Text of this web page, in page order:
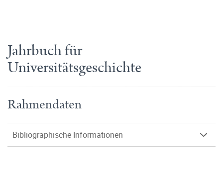
Jahrbuch für
Universitätsgeschichte
Rahmendaten
Bibliographische Informationen